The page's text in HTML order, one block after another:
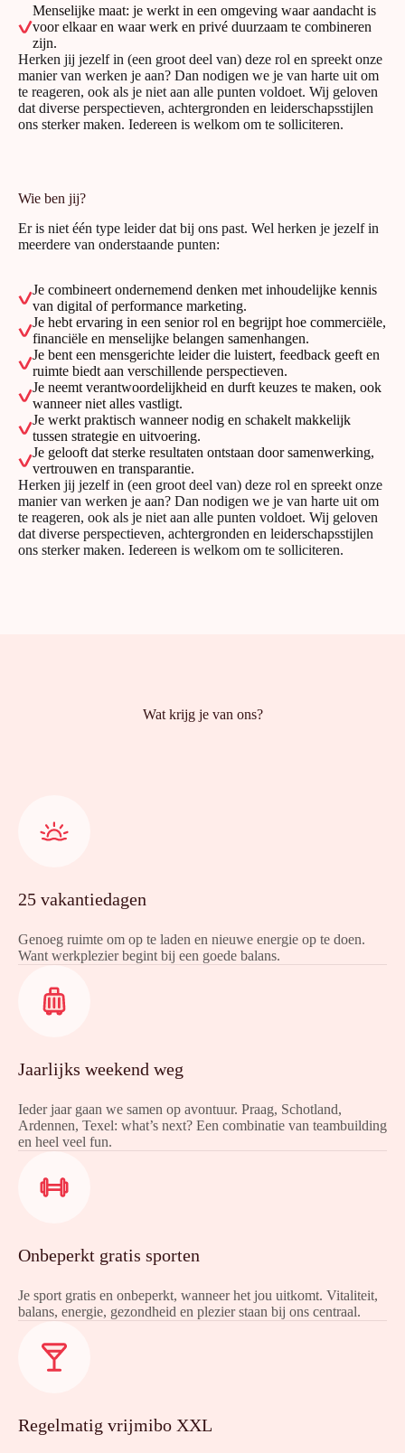
Menselijke maat: je werkt in een omgeving waar aandacht is
voor elkaar en waar werk en privé duurzaam te combineren
zijn.
Herken jij jezelf in (een groot deel van) deze rol en spreekt onze
manier van werken je aan? Dan nodigen we je van harte uit om
te reageren, ook als je niet aan alle punten voldoet. Wij geloven
dat diverse perspectieven, achtergronden en leiderschapsstijlen
ons sterker maken. Iedereen is welkom om te solliciteren.
Wie ben jij?
Er is niet één type leider dat bij ons past. Wel herken je jezelf in
meerdere van onderstaande punten:
Je combineert ondernemend denken met inhoudelijke kennis
van digital of performance marketing.
Je hebt ervaring in een senior rol en begrijpt hoe commerciële,
financiële en menselijke belangen samenhangen.
Je bent een mensgerichte leider die luistert, feedback geeft en
ruimte biedt aan verschillende perspectieven.
Je neemt verantwoordelijkheid en durft keuzes te maken, ook
wanneer niet alles vastligt.
Je werkt praktisch wanneer nodig en schakelt makkelijk
tussen strategie en uitvoering.
Je gelooft dat sterke resultaten ontstaan door samenwerking,
vertrouwen en transparantie.
Herken jij jezelf in (een groot deel van) deze rol en spreekt onze
manier van werken je aan? Dan nodigen we je van harte uit om
te reageren, ook als je niet aan alle punten voldoet. Wij geloven
dat diverse perspectieven, achtergronden en leiderschapsstijlen
ons sterker maken. Iedereen is welkom om te solliciteren.
Wat krijg je van ons?
25 vakantiedagen
Genoeg ruimte om op te laden en nieuwe energie op te doen.
Want werkplezier begint bij een goede balans.
Jaarlijks weekend weg
Ieder jaar gaan we samen op avontuur. Praag, Schotland,
Ardennen, Texel: what’s next? Een combinatie van teambuilding
en heel veel fun.
Onbeperkt gratis sporten
Je sport gratis en onbeperkt, wanneer het jou uitkomt. Vitaliteit,
balans, energie, gezondheid en plezier staan bij ons centraal.
Regelmatig vrijmibo XXL